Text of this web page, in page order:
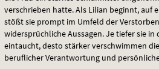
verschrieben hatte. Als Lilian beginnt, auf
stößt sie prompt im Umfeld der
widersprüchliche Aussagen. Je tiefer sie in
eintaucht, desto stärker verschwimmen
beruflicher Verantwortung und